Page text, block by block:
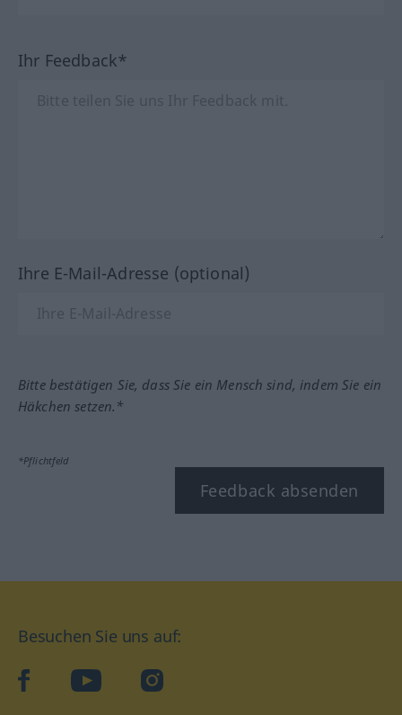
Ihr Feedback*
Ihre E-Mail-Adresse (optional)
Bitte bestätigen Sie, dass Sie ein Mensch sind, indem Sie ein
Häkchen setzen.*
*Pflichtfeld
Feedback absenden
Besuchen Sie uns auf:
facebookYouTube Instagram